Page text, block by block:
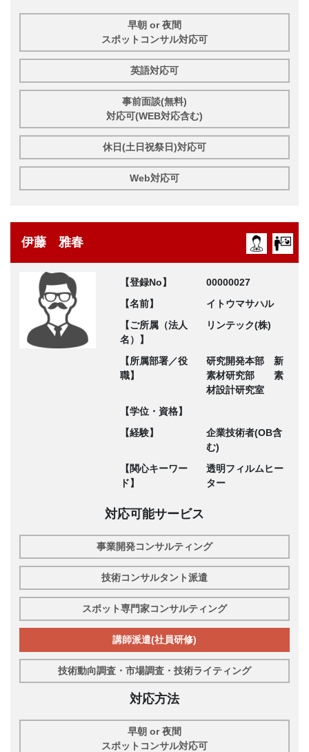
早朝 or 夜間
スポットコンサル対応可
英語対応可
事前面談(無料)
対応可(WEB対応含む)
休日(土日祝祭日)対応可
Web対応可
伊藤 雅春
【登録No】
00000027
【名前】
イトウマサハル
【ご所属（法人
名）】
リンテック(株)
【所属部署／役
職】
研究開発本部 新
素材研究部 素
材設計研究室
【学位・資格】
【経験】
企業技術者(OB含
む)
【関心キーワー
ド】
透明フィルムヒー
ター
対応可能サービス
事業開発コンサルティング
技術コンサルタント派遣
スポット専門家コンサルティング
講師派遣(社員研修)
技術動向調査・市場調査・技術ライティング
対応方法
早朝 or 夜間
スポットコンサル対応可